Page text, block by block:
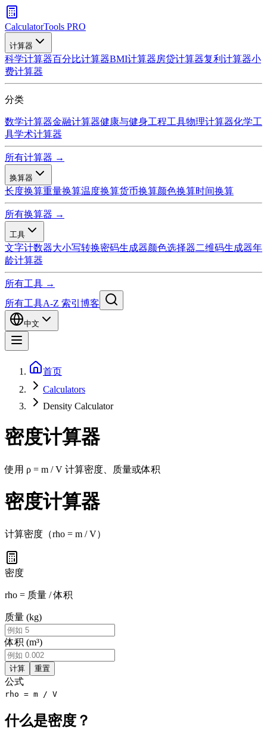
CalculatorTools PRO
计算器
科学计算器百分比计算器BMI计算器房贷计算器复利计算器小
费计算器
分类
数学计算器金融计算器健康与健身工程工具物理计算器化学工
具学术计算器
所有计算器 →
换算器
长度换算重量换算温度换算货币换算颜色换算时间换算
所有换算器 →
工具
文字计数器大小写转换密码生成器颜色选择器二维码生成器年
龄计算器
所有工具 →
所有工具A-Z 索引 博客
中文
首页
Calculators
Density Calculator
密度计算器
使用 ρ = m / V 计算密度、质量或体积
密度计算器
计算密度（rho = m / V）
密度
rho = 质量 / 体积
质量 (kg)
体积 (m³)
计算 重置
公式
rho = m / V
什么是密度？